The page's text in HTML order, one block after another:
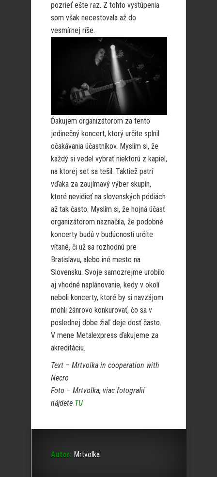
pozrieť ešte raz. Z tohto vystúpenia
som však necestovala až do
vesmírnej ríše.
Ďakujem organizátorom za tento
jedinečný koncert, ktorý určite splnil
očakávania účastníkov. Myslím si, že
každý si vedel vybrať niektorú z kapiel,
na ktorej set sa tešil. Taktiež patrí
vďaka za zaujímavý výber skupín,
ktoré nevidieť na slovenských pódiách
až tak často. Myslím si, že hojná účasť
organizátorom naznačila, že podobné
koncerty budú v budúcnosti určite
vítané, či už sa rozhodnú pre
Bratislavu, alebo iné mesto na
Slovensku. Svoje samozrejme urobilo
aj vhodné naplánovanie, kedy v okolí
neboli koncerty, ktoré by si navzájom
mohli žánrovo konkurovať, čo sa v
poslednej dobe žiaľ deje dosť často.
V mene Metalexpress ďakujeme za
akreditáciu.
Text – Mrtvolka in cooperation with
Necro
Foto – Mrtvolka, viac fotografií
nájdete TU
Autor: Mrtvolka